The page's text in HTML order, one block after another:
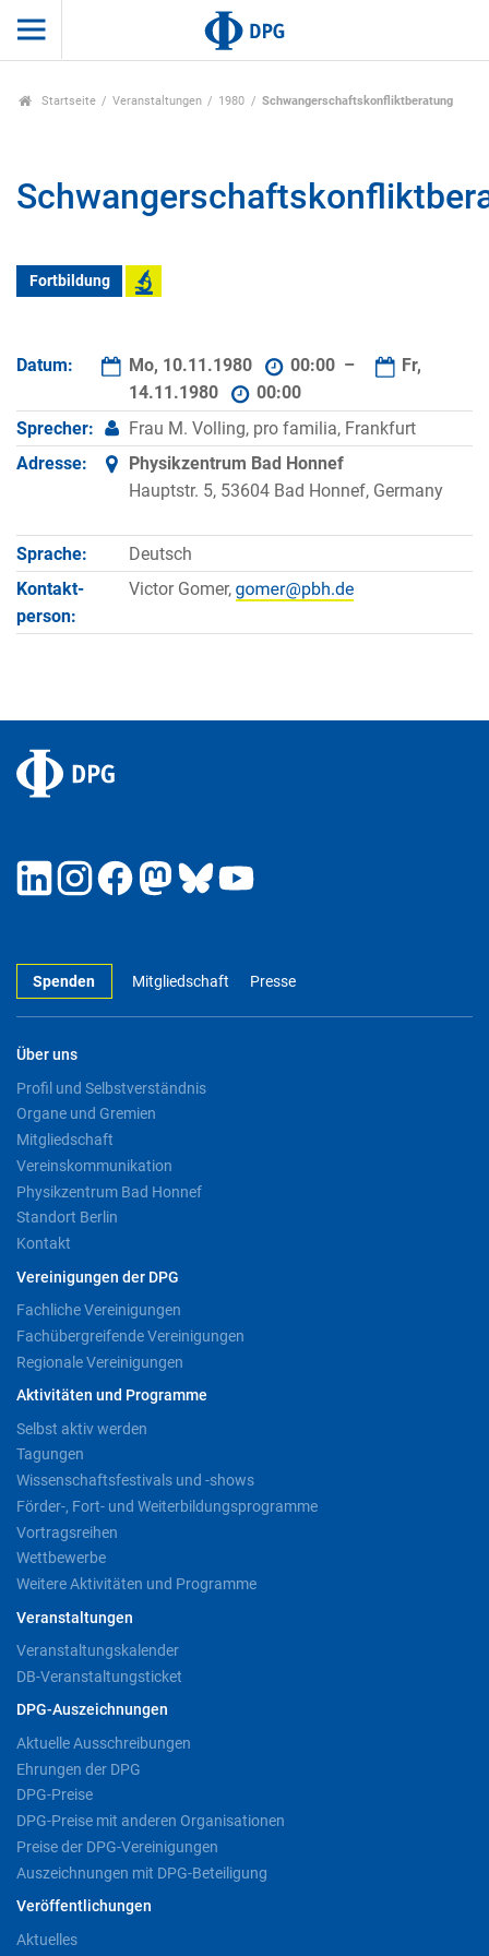
Startseite Veranstaltungen 1980 Schwangerschaftskonfliktberatung
Fortbildung
Datum: Mo, 10.11.1980 00:00 –
Fr,
14.11.1980
00:00
Sprecher:
Frau M. Volling, pro familia, Frankfurt
Adresse:
Physikzentrum Bad Honnef
Hauptstr. 5, 53604 Bad Honnef, Germany
Sprache:
Deutsch
Kontakt­
person:
Victor Gomer,
Spenden Mitgliedschaft Presse
Über uns
Profil und Selbstverständnis
Organe und Gremien
Mitgliedschaft
Vereinskommunikation
Physikzentrum Bad Honnef
Standort Berlin
Kontakt
Vereinigungen der DPG
Fachliche Vereinigungen
Fachübergreifende Vereinigungen
Regionale Vereinigungen
Aktivitäten und Programme
Selbst aktiv werden
Tagungen
Wissenschaftsfestivals und -shows
Förder-, Fort- und Weiterbildungsprogramme
Vortragsreihen
Wettbewerbe
Weitere Aktivitäten und Programme
Veranstaltungen
Veranstaltungskalender
DB-Veranstaltungsticket
DPG-Auszeichnungen
Aktuelle Ausschreibungen
Ehrungen der DPG
DPG-Preise
DPG-Preise mit anderen Organisationen
Preise der DPG-Vereinigungen
Auszeichnungen mit DPG-Beteiligung
Veröffentlichungen
Aktuelles